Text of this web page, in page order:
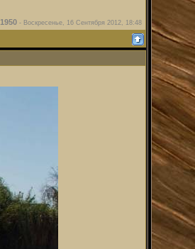
- Воскресенье, 16 Сентября 2012, 18:48